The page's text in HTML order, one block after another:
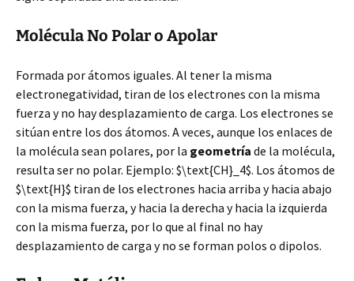
Molécula No Polar o Apolar
Formada por átomos iguales. Al tener la misma
electronegatividad, tiran de los electrones con la misma
fuerza y no hay desplazamiento de carga. Los electrones se
sitúan entre los dos átomos. A veces, aunque los enlaces de
la molécula sean polares, por la geometría de la molécula,
resulta ser no polar. Ejemplo: $\text{CH}_4$. Los átomos de
$\text{H}$ tiran de los electrones hacia arriba y hacia abajo
con la misma fuerza, y hacia la derecha y hacia la izquierda
con la misma fuerza, por lo que al final no hay
desplazamiento de carga y no se forman polos o dipolos.